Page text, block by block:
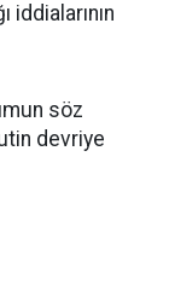
iddialarının
söz
devriye